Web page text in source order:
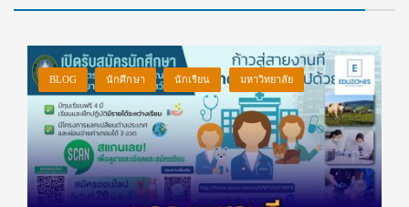
BLOG นักศึกษา นักเรียน มหาวิทยาลัย